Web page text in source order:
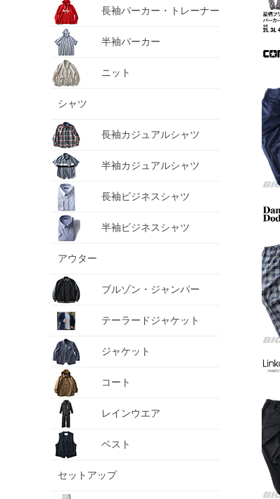
長袖パーカー・トレーナー
半袖パーカー
ニット
シャツ
長袖カジュアルシャツ
半袖カジュアルシャツ
長袖ビジネスシャツ
半袖ビジネスシャツ
アウター
ブルゾン・ジャンパー
テーラードジャケット
ジャケット
コート
レインウエア
ベスト
セットアップ